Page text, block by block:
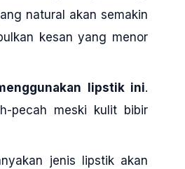
natural akan semakin
kesan yang menor
lipstik ini.
pecah meski kulit bibir
jenis lipstik akan